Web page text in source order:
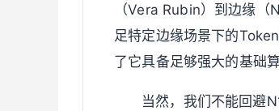
（Vera Rubin）到边缘
足特定边缘场景下的
了它具备足够强大的基础
当然，我们不能回避